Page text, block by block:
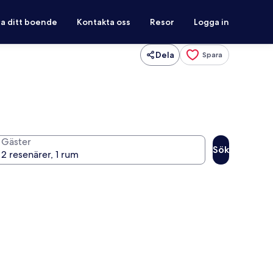
ditt boende Kontakta oss Resor Logga in
Dela Spara
Gäster
Sök